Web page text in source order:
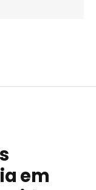
em